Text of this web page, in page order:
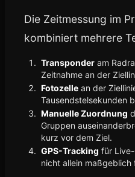
Die Zeitmessung im
kombiniert mehrere
Transponder am
Zeitnahme an der
Fotozelle an der
Tausendstelsekunden
Manuelle Zuordnung
Gruppen
kurz vor dem Ziel.
GPS-Tracking für
nicht allein maßgeblich